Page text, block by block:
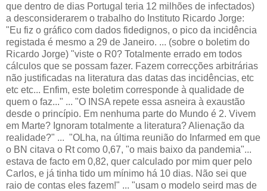
que dentro de dias Portugal teria 12 milhões de infectados)
a desconsiderarem o trabalho do Instituto Ricardo Jorge:
"Eu fiz o gráfico com dados fidedignos, o pico da incidência
registada é mesmo a 29 de Janeiro. ... (sobre o boletim do
Ricardo Jorge) "viste o R0? Totalmente errado em todos
cálculos que se possam fazer. Fazem correcções arbitrárias
não justificadas na literatura das datas das incidências, etc
etc etc... Enfim, este boletim corresponde à qualidade de
quem o faz..." ... "O INSA repete essa asneira à exaustão
desde o princípio. Em nenhuma parte do Mundo é 2. Vivem
em Marte? Ignoram totalmente a literatura? Alienação da
realidade?" ... "OLha, na última reunião do Infarmed em que
o BN citava o Rt como 0,67, "o mais baixo da pandemia"...
estava de facto em 0,82, quer calculado por mim quer pelo
Carlos, e já tinha tido um mínimo há 10 dias. Não sei que
raio de contas eles fazem!" ... "usam o modelo seird mas de